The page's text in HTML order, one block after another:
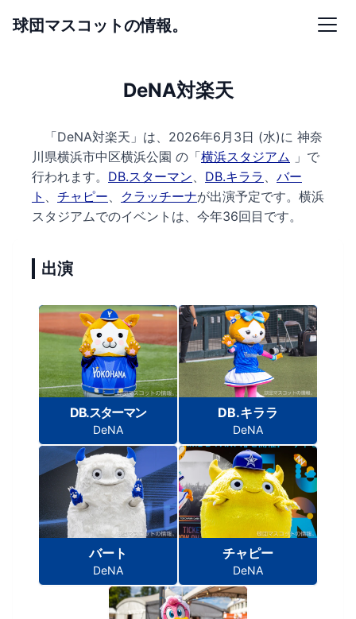
球団マスコットの情報。
DeNA対楽天
「DeNA対楽天」は、2026年6月3日 (水)に 神奈
川県横浜市中区横浜公園 の 「横浜スタジアム 」で
行われます。 DB.スターマン、 DB.キララ 、 バー
ト 、 チャピー、 クラッチーナが出演予定です。 横浜
スタジアムでのイベントは、今年36回目です。
出演
DB.スターマン
DeNA
DB.キララ
DeNA
バート
DeNA
チャピー
DeNA